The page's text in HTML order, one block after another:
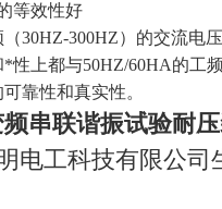
等效性好
30HZ-300HZ）的交流电
性上都与50HZ/60HA的工
靠性和真实性。
串联谐振试验耐
电工科技有限公司